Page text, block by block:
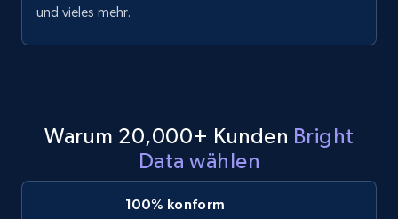
count, Share count, Collect count, Comment
count, and more.
und vieles mehr.
Warum 20,000+ Kunden Bright
Data wählen
100% konform